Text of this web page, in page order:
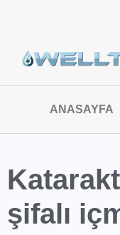
ANASAYFA
şifalı